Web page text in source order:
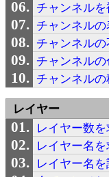
チャンネルを
チャンネル
チャンネル
チャンネル
チャンネル
レイヤー
レイヤー数を
レイヤー名を
レイヤー名